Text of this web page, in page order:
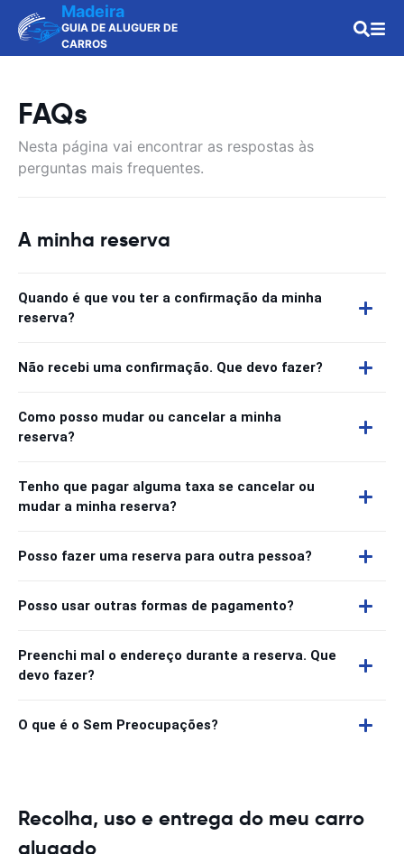
Madeira
GUIA DE ALUGUER DE
CARROS
FAQs
Nesta página vai encontrar as respostas às
perguntas mais frequentes.
A minha reserva
Quando é que vou ter a confirmação da minha
reserva?
Não recebi uma confirmação. Que devo fazer?
Como posso mudar ou cancelar a minha
reserva?
Tenho que pagar alguma taxa se cancelar ou
mudar a minha reserva?
Posso fazer uma reserva para outra pessoa?
Posso usar outras formas de pagamento?
Preenchi mal o endereço durante a reserva. Que
devo fazer?
O que é o Sem Preocupações?
Recolha, uso e entrega do meu carro
alugado